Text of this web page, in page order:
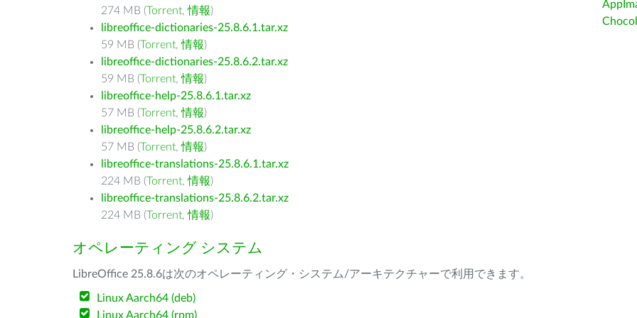
274 MB (Torrent,情報)
libreoffice-dictionaries-25.8.6.1.tar.xz
59 MB (Torrent,情報)
libreoffice-dictionaries-25.8.6.2.tar.xz
59 MB (Torrent,情報)
libreoffice-help-25.8.6.1.tar.xz
57 MB (Torrent,情報)
libreoffice-help-25.8.6.2.tar.xz
57 MB (Torrent,情報)
libreoffice-translations-25.8.6.1.tar.xz
224 MB (Torrent,情報)
libreoffice-translations-25.8.6.2.tar.xz
224 MB (Torrent,情報)
オペレーティング システム
LibreOffice 25.8.6は次のオペレーティング・システム/アーキテクチャーで利用できます。
Linux Aarch64 (deb)
Linux Aarch64 (rpm)